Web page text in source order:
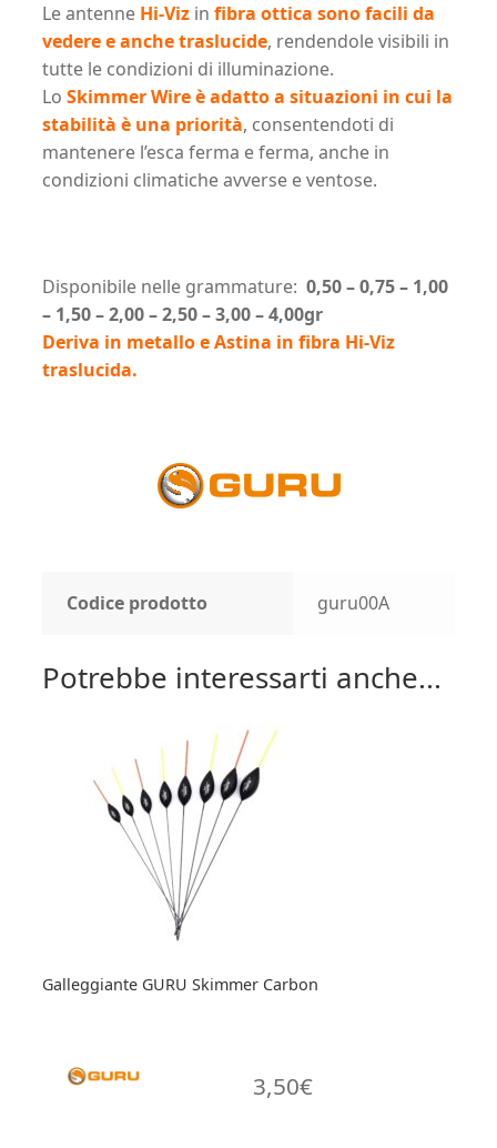
Le antenne Hi-Vizin fibra ottica sono facili da
vedere e anche traslucide, rendendole visibili in
tutte le condizioni di illuminazione.
Lo SkimmerWire è adatto a situazioni in cui la
stabilità è una priorità, consentendoti di
mantenere l’esca ferma e ferma, anche in
condizioni climatiche avverse e ventose.
Disponibile nelle grammature: 0,50 – 0,75 – 1,00
– 1,50 – 2,00 – 2,50 – 3,00 – 4,00gr
Deriva in metallo e Astina in fibra Hi-Viz
traslucida.
Codice prodotto guru00A
Potrebbe interessarti anche...
Galleggiante GURU Skimmer Carbon
3,50€